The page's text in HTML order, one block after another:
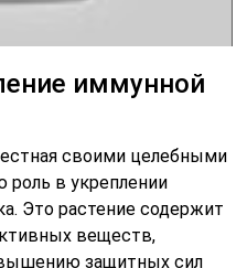
иммунной
своими целебными
роль в укреплении
Это растение содержит
веществ,
защитных сил